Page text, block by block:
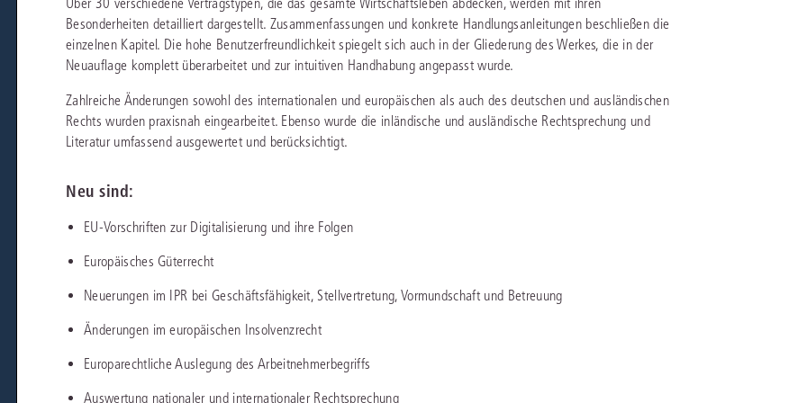
Finden Sie Lösungen und Inhalte, die zu Ihrem Fachgebiet passen.
Arbeitsrecht
Außenwirtschaftsrecht
Bankrecht
Familienrecht
Handels- und Gesellschaftsrecht
Insolvenzrecht
IT-und Medienrecht
Notare
Öffentliches Dienstrecht
Öffentliches Recht
Unternehmensjuristen
Versicherungsrecht
Wettbewerbs- und
JURIS BUSINESS
Risikenfür Unternehmen, Institutionen
und Steuerberater.
mehr erfahren
JURIS AKADEMIE
Fortbildungenfür Fachanwältein allen
wichtigen Fachgebieten.
für eine erste Produktempfehlung.
Vereine und Verbände
Unternehmen
Referendariat
Studium und Hochschule
WEITERE SERVICES
FAQ
Downloads
(Mo-Fr 8-18 Uhr).
Besonderheiten detailliert dargestellt. Zusammenfassungen und konkrete Handlungsanleitungen beschließen die
einzelnen Kapitel. Die hohe Benutzerfreundlichkeit spiegelt sich auch in der Gliederung des Werkes, die in der
Neuauflage komplett überarbeitet und zur intuitiven Handhabung angepasst wurde.
Zahlreiche Änderungen sowohl des internationalen und europäischen als auch des deutschen und ausländischen
Rechts wurden praxisnah eingearbeitet. Ebenso wurde die inländische und ausländische Rechtsprechung und
Literatur umfassend ausgewertet und berücksichtigt.
Neu sind:
EU-Vorschriften zur Digitalisierung und ihre Folgen
Europäisches Güterrecht
Neuerungen im IPR bei Geschäftsfähigkeit, Stellvertretung, Vormundschaft und Betreuung
Änderungen im europäischen Insolvenzrecht
Europarechtliche Auslegung des Arbeitnehmerbegriffs
Auswertung nationaler und internationaler Rechtsprechung